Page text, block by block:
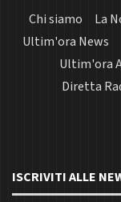
Chi siamo La
Ultim'ora News
Ultim'ora
Diretta
ISCRIVITI ALLE